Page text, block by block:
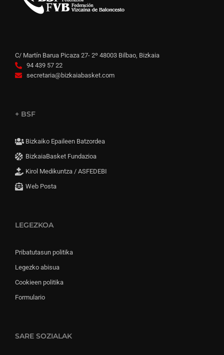
C/ Martín Barua Picaza 27- 2º 48003 Bilbao, Bizkaia
94 439 57 22
secretaria@bizkaiabasket.com
+ BSF
Bizkaiko Epaileen Batzordea
BizkaiaBasket Fundazioa
Kirol Medikuntza / ASFEDEBI
Web Posta
LEGEZKOA
Pribatutasun politika
Legezko abisua
Cookieen politika
Formulario
SARE SOZIALAK